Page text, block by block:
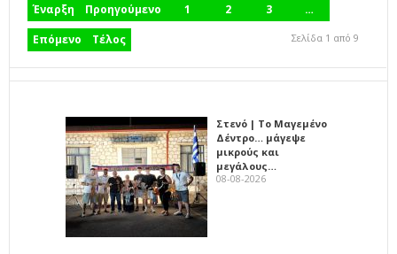
Έναρξη
Προηγούμενο 1 2 3
…
Επόμενο
Τέλος Σελίδα 1 από 9
Στενό | Το Μαγεμένο
Δέντρο… μάγεψε
μικρούς και
μεγάλους…
08-08-2026